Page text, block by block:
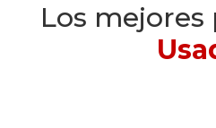
Los mejores